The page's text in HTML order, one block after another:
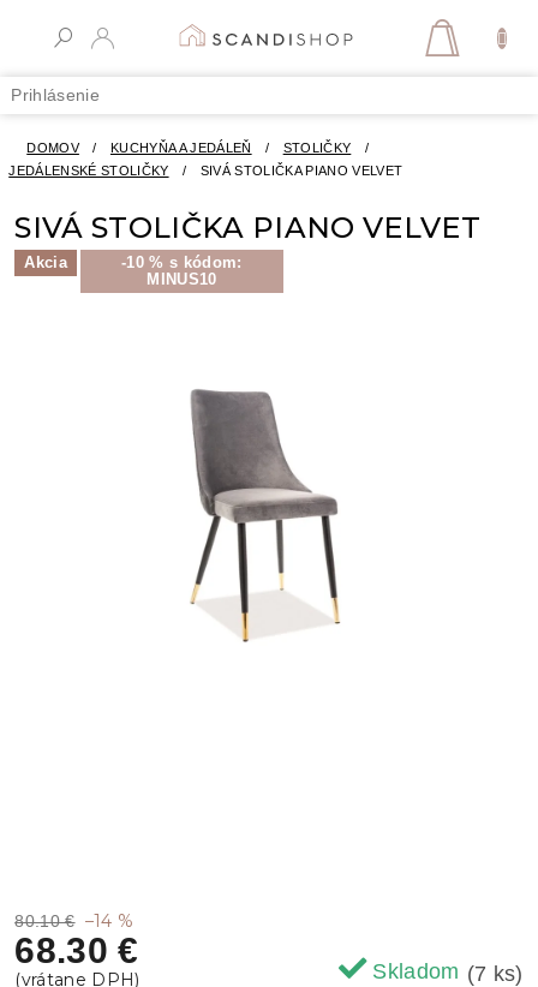
Prihlásenie
DOMOV / KUCHYŇA A JEDÁLEŇ / STOLIČKY
/
JEDÁLENSKÉ STOLIČKY
/ SIVÁ STOLIČKA PIANO VELVET
SIVÁ STOLIČKA PIANO VELVET
Akcia
-10 % s kódom:
MINUS10
80.10 € –14 %
68.30 €
Skladom (7 ks)